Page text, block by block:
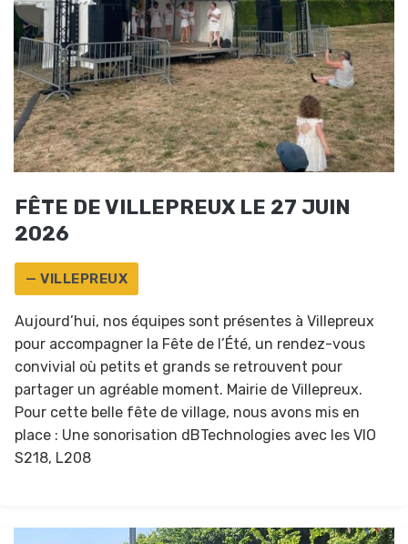
FÊTE DE VILLEPREUX LE 27 JUIN
2026
— VILLEPREUX
Aujourd’hui, nos équipes sont présentes à Villepreux
pour accompagner la Fête de l’Été, un rendez-vous
convivial où petits et grands se retrouvent pour
partager un agréable moment. Mairie de Villepreux.
Pour cette belle fête de village, nous avons mis en
place : Une sonorisation dBTechnologies avec les VIO
S218, L208